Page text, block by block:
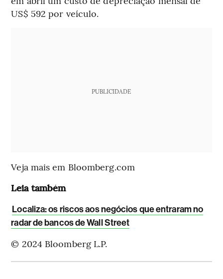
US$ 592 por veículo.
PUBLICIDADE
Veja mais em Bloomberg.com
Leia também
Localiza: os riscos aos negócios que entraram no
radar de bancos de Wall Street
© 2024 Bloomberg L.P.